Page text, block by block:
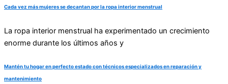
Cada vez más mujeres se decantan por la ropa interior menstrual
La ropa interior menstrual ha experimentado un crecimiento
enorme durante los últimos años y
Mantén tu hogar en perfecto estado con técnicos especializados en reparación y
mantenimiento